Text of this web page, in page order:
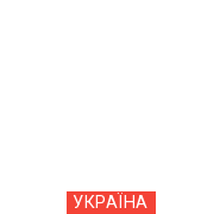
УКРАЇНА